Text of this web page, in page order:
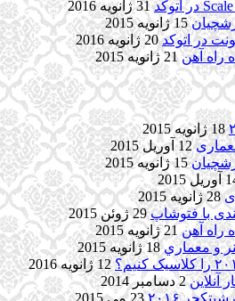
31 ژانویه 2016
15 ژانویه 2015
در اتوکد 20 ژانویه 2016
راه آهن 21 ژانویه 2015
18 ژانویه 2015
12 آوریل 2015
15 ژانویه 2015
2015
28 ژانویه 2015
با فتوشاپ 29 ژوئن 2015
راه آهن 21 ژانویه 2015
و معماري 18 ژانویه 2015
12 ژانویه 2016
آنلاین 2 دسامبر 2014
۲۰۱۶
23 می 2015